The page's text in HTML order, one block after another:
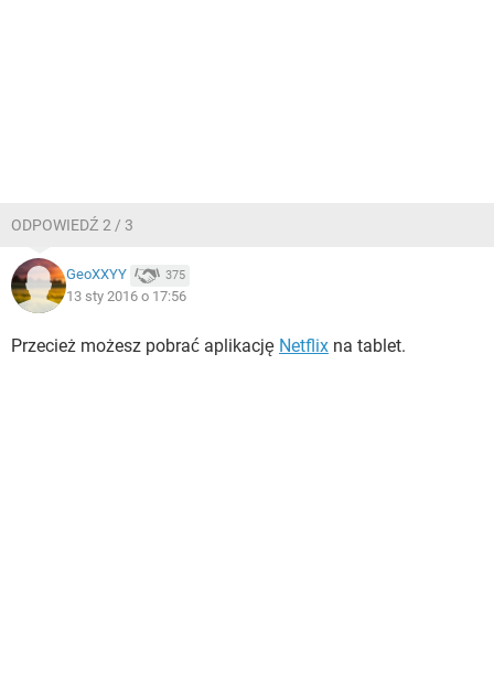
ODPOWIEDŹ 2 / 3
GeoXXYY 375
13 sty 2016 o 17:56
Przecież możesz pobrać aplikację Netflix na tablet.